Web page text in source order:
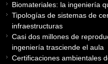
Biomateriales: la ingeniería
Tipologías de sistemas de
infraestructuras
Casi dos millones de
ingeniería trasciende el aula
Certificaciones ambientales